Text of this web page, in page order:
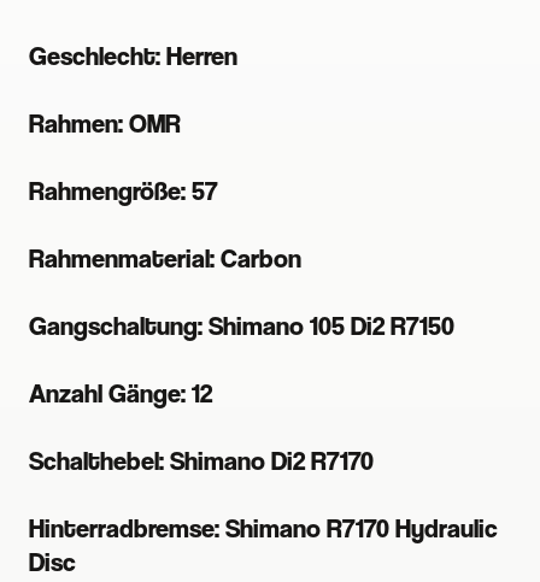
Geschlecht: Herren
Rahmen: OMR
Rahmengröße: 57
Rahmenmaterial: Carbon
Gangschaltung: Shimano 105 Di2 R7150
Anzahl Gänge: 12
Schalthebel: Shimano Di2 R7170
Hinterradbremse: Shimano R7170 Hydraulic
Disc